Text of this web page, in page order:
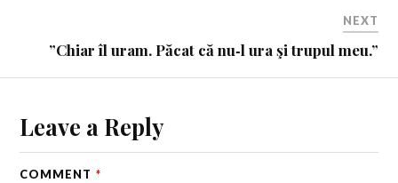
NEXT
”Chiar îl uram. Păcat că nu‑l ura şi trupul meu.”
Leave a Reply
COMMENT *